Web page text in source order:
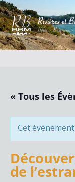
« Tous les
Cet
de